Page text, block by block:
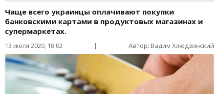
Чаще всего украинцы оплачивают покупки
банковскими картами в продуктовых магазинах и
супермаркетах.
13 июля 2020, 18:02 | Автор: Вадим Хлюдзинский